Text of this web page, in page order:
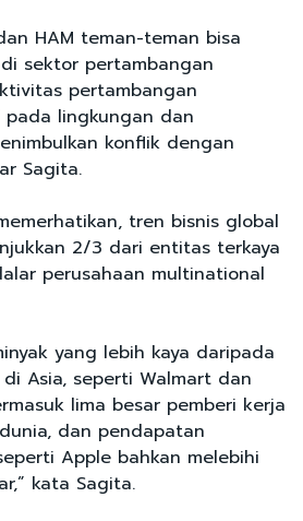
HAM teman-teman bisa
sektor pertambangan
pertambangan
lingkungan dan
konflik dengan
Sagita.
tren bisnis global
2/3 dari entitas terkaya
perusahaan multinational
yang lebih kaya daripada
Asia, seperti Walmart dan
lima besar pemberi kerja
dan pendapatan
Apple bahkan melebihi
kata Sagita.